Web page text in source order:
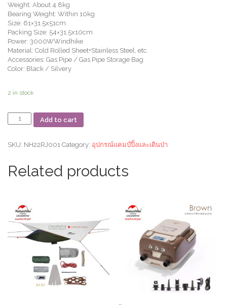
Weight: About 4.8kg
Bearing Weight: Within 10kg
Size: 61×31.5x51cm
Packing Size: 54×31.5x10cm
Power: 3000WWindhike
Material: Cold Rolled Sheet+Stainless Steel, etc.
Accessories: Gas Pipe / Gas Pipe Storage Bag
Color: Black / Silvery
2 in stock
แก๊ส
หัว
burner
Add to cart
SKU: NH22RJ001 Category: อุปกรณ์แคมป์ปิ้งและเดินป่า
Related products